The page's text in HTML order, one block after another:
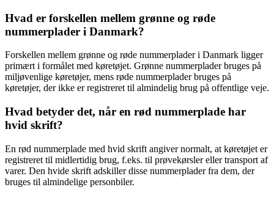
Hvad er forskellen mellem grønne og røde
nummerplader i Danmark?
Forskellen mellem grønne og røde nummerplader i Danmark ligger
primært i formålet med køretøjet. Grønne nummerplader bruges på
miljøvenlige køretøjer, mens røde nummerplader bruges på
køretøjer, der ikke er registreret til almindelig brug på offentlige veje.
Hvad betyder det, når en rød nummerplade har
hvid skrift?
En rød nummerplade med hvid skrift angiver normalt, at køretøjet er
registreret til midlertidig brug, f.eks. til prøvekørsler eller transport af
varer. Den hvide skrift adskiller disse nummerplader fra dem, der
bruges til almindelige personbiler.